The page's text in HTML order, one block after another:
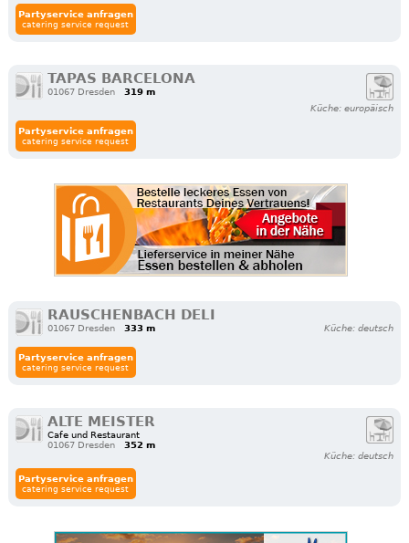
Partyservice anfragen
catering service request
TAPAS BARCELONA
01067 Dresden
319 m
Küche: europäisch
Partyservice anfragen
catering service request
RAUSCHENBACH DELI
01067 Dresden 333 m Küche: deutsch
Partyservice anfragen
catering service request
ALTE MEISTER
Cafe und Restaurant
01067 Dresden
352 m
Küche: deutsch
Partyservice anfragen
catering service request